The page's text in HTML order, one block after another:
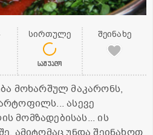
სირთულე
საშუალო
შეინახე
მოხარშულ მაკარონს,
ასევე
მომზადებისას... ის